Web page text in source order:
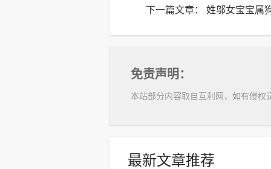
下一篇文章：姓邬女宝宝属
免责声明：
本站部分内容取自互利网，如有侵权
最新文章推荐